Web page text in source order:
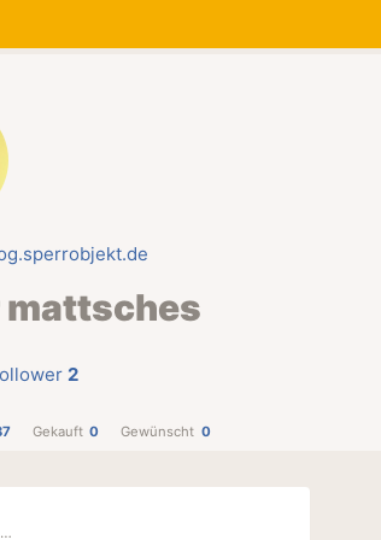
mattsches
2
Gekauft 0 Gewünscht 0